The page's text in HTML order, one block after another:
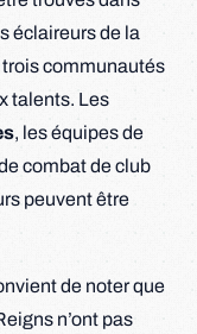
éclaireurs de la
communautés
talents. Les
, les équipes de
combat de club
peuvent être
de noter que
n’ont pas